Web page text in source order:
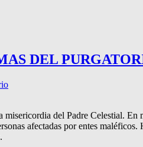
DEL
del Padre Celestial.
afectadas por entes